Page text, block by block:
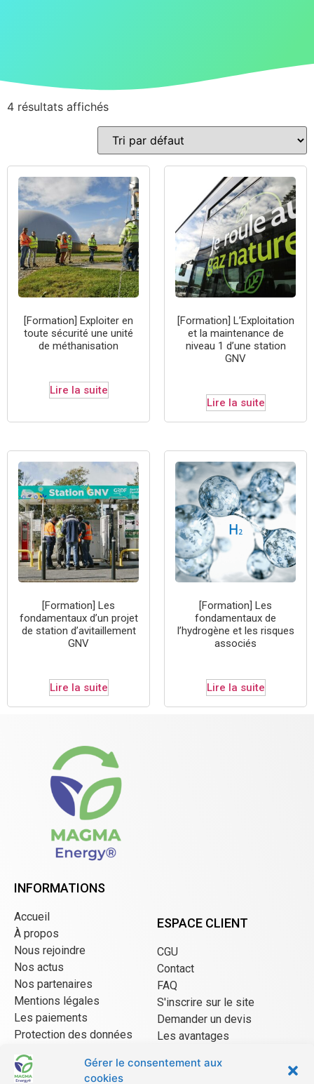
Gérer le consentement aux
cookies
4 résultats affichés
[Formation] Exploiter en
toute sécurité une unité
de méthanisation
Lire la suite
[Formation] L’Exploitation
et la maintenance de
niveau 1 d’une station
GNV
Lire la suite
[Formation] Les
fondamentaux d’un projet
de station d’avitaillement
GNV
Lire la suite
[Formation] Les
fondamentaux de
l’hydrogène et les risques
associés
Lire la suite
INFORMATIONS
Accueil
À propos
Nous rejoindre
Nos actus
Nos partenaires
Mentions légales
Les paiements
Protection des données
CGU Mangopay
ESPACE CLIENT
CGU
Contact
FAQ
S'inscrire sur le site
Demander un devis
Les avantages